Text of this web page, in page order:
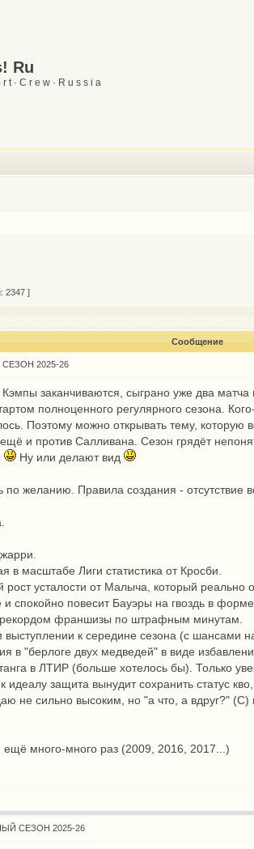
Ru
t · C r e w · R u s s i a
2347 ]
Сообщение
2025-26
заканчиваются, сыграно уже два матча
полноценного регулярного сезона.
Поэтому можно открывать тему,
и против Салливана. Сезон грядёт
Ну или делают вид
по желанию. Правила создания -
в масштабе Лиги статистика от Кросби.
рост усталости от Малыча, который
и спокойно повесит Бауэры на гвоздь в
рекордом франшизы по штрафным минутам.
к середине сезона (с шансами
в "берлоге двух медведей" в виде
в ЛТИР (больше хотелось бы). Только
идеалу защита вынудит сохранить статус
не сильно высоким, но "а что, а вдруг?" (С)
много-много раз (2009, 2016, 2017...)
СЕЗОН 2025-26